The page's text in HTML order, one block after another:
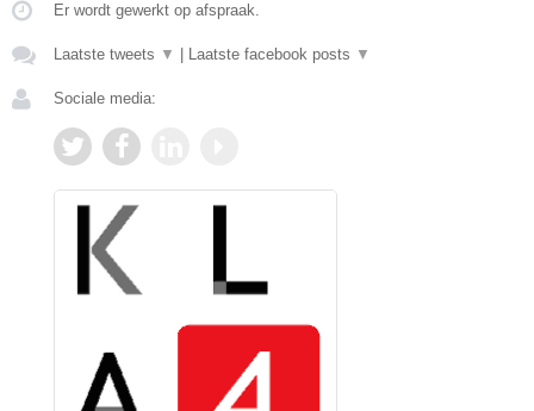
Er wordt gewerkt op afspraak.
Laatste tweets ▼ Laatste facebook posts ▼
Sociale media: